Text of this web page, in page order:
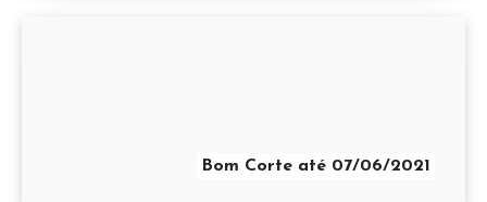
Bom Corte até 07/06/2021